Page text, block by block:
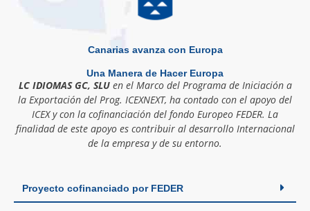
Canarias avanza con Europa
Una Manera de Hacer Europa
LC IDIOMAS GC, SLUen el Marco del Programa de Iniciación a
la Exportación del Prog. ICEXNEXT, ha contado con el apoyo del
ICEX y con la cofinanciación del fondo Europeo FEDER. La
finalidad de este apoyo es contribuir al desarrollo Internacional
de la empresa y de su entorno.
Proyecto cofinanciado por FEDER